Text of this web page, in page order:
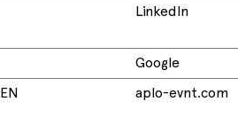
LinkedIn
Google
aplo-evnt.com